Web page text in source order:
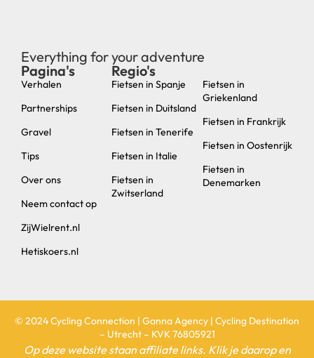
Everything for your adventure
Pagina's
Verhalen
Partnerships
Gravel
Tips
Over ons
Neem contact op
ZijWielrent.nl
Hetiskoers.nl
Regio's
Fietsen in Spanje
Fietsen in Duitsland
Fietsen in Tenerife
Fietsen in Italie
Fietsen in
Zwitserland
Fietsen in
Griekenland
Fietsen in Frankrijk
Fietsen in Oostenrijk
Fietsen in
Denemarken
© 2024 Cycling Connection | Ganna Agency | Cycling Destination
– Utrecht – KVK 76805921
Op deze website staan affiliate links. Klik je daarop en